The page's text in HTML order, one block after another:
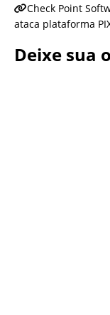
Check Point
ataca plataforma
Deixe sua